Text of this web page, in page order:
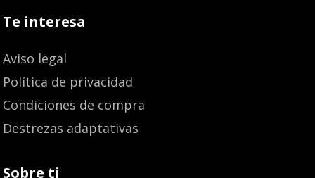
Te interesa
Aviso legal
Política de privacidad
Condiciones de compra
Destrezas adaptativas
Sobre ti